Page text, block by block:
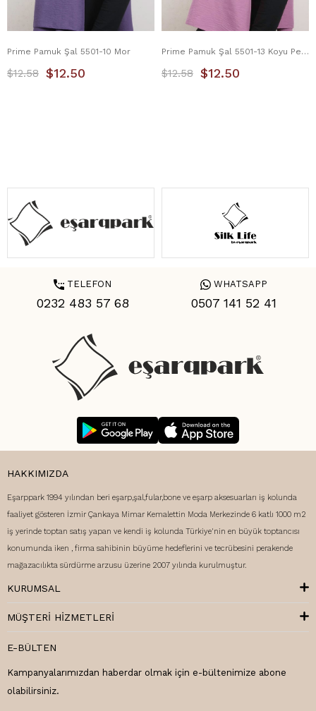
Prime Pamuk Şal 5501-10 Mor
$12.50
$12.58
Prime Pamuk Şal 5501-13 Koyu Pembe
$12.50
$12.58
TELEFON
0232 483 57 68
WHATSAPP
0507 141 52 41
HAKKIMIZDA
Eşarppark 1994 yılından beri eşarp,şal,fular,bone ve eşarp aksesuarları iş kolunda
faaliyet gösteren İzmir Çankaya Mimar Kemalettin Moda Merkezinde 6 katlı 1000 m2
iş yerinde toptan satış yapan ve kendi iş kolunda Türkiye'nin en büyük toptancısı
konumunda iken , firma sahibinin büyüme hedeflerini ve tecrübesini perakende
mağazacılıkta sürdürme arzusu üzerine 2007 yılında kurulmuştur.
KURUMSAL
MÜŞTERI HIZMETLERI
E-BÜLTEN
Kampanyalarımızdan haberdar olmak için e-bültenimize abone
olabilirsiniz.